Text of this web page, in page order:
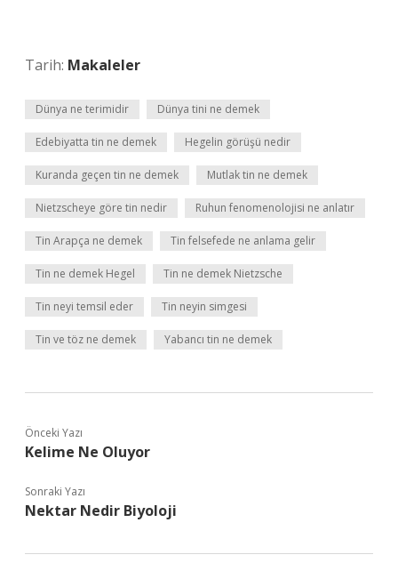
Tarih: Makaleler
Dünya ne terimidir Dünya tini ne demek
Edebiyatta tin ne demek Hegelin görüşü nedir
Kuranda geçen tin ne demek Mutlak tin ne demek
Nietzscheye göre tin nedir Ruhun fenomenolojisi ne anlatır
Tin Arapça ne demek Tin felsefede ne anlama gelir
Tin ne demek Hegel Tin ne demek Nietzsche
Tin neyi temsil eder Tin neyin simgesi
Tin ve töz ne demek Yabancı tin ne demek
Önceki Yazı
Kelime Ne Oluyor
Sonraki Yazı
Nektar Nedir Biyoloji